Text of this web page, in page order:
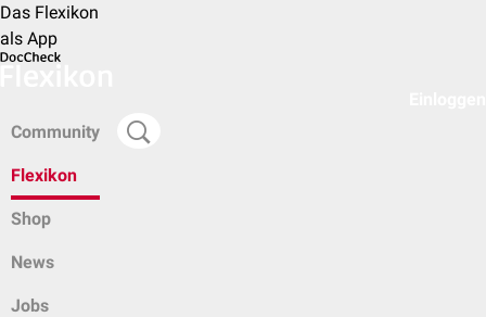
Das Flexikon
als App
Community
Flexikon
Shop
News
Jobs